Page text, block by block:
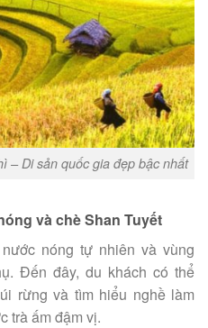
– Di sản quốc gia đẹp bậc nhất
và chè Shan Tuyết
nóng tự nhiên và vùng
Đến đây, du khách có thể
rừng và tìm hiểu nghề làm
trà ấm đậm vị.